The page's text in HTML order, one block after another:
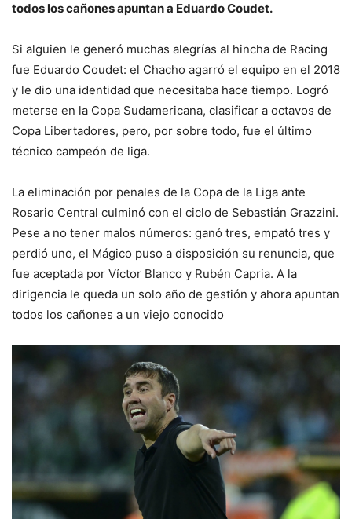
todos los cañones apuntan a Eduardo Coudet.
Si alguien le generó muchas alegrías al hincha de Racing
fue Eduardo Coudet: el Chacho agarró el equipo en el 2018
y le dio una identidad que necesitaba hace tiempo. Logró
meterse en la Copa Sudamericana, clasificar a octavos de
Copa Libertadores, pero, por sobre todo, fue el último
técnico campeón de liga.
La eliminación por penales de la Copa de la Liga ante
Rosario Central culminó con el ciclo de Sebastián Grazzini.
Pese a no tener malos números: ganó tres, empató tres y
perdió uno, el Mágico puso a disposición su renuncia, que
fue aceptada por Víctor Blanco y Rubén Capria. A la
dirigencia le queda un solo año de gestión y ahora apuntan
todos los cañones a un viejo conocido